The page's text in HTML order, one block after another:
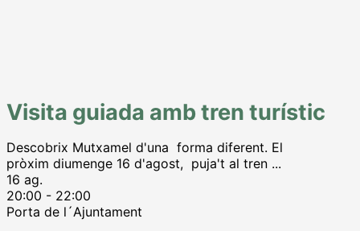
Visita guiada amb tren turístic
Descobrix Mutxamel d'una forma diferent. El
pròxim diumenge 16 d'agost, puja't al tren ...
16 ag.
20:00 - 22:00
Porta de l´Ajuntament